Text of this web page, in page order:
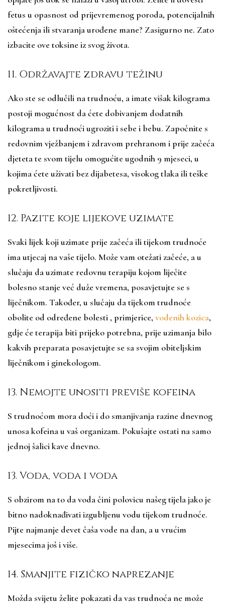
fetus u opasnost od prijevremenog poroda, potencijalnih
oštećenja ili stvaranja urođene mane? Zasigurno ne. Zato
izbacite ove toksine iz svog života.
11. Održavajte zdravu težinu
Ako ste se odlučili na trudnoću, a imate višak kilograma
postoji mogućnost da ćete dobivanjem dodatnih
kilograma u trudnoći ugroziti i sebe i bebu. Započnite s
redovnim vježbanjem i zdravom prehranom i prije začeća
djeteta te svom tijelu omogućite ugodnih 9 mjeseci, u
kojima ćete uživati bez dijabetesa, visokog tlaka ili teške
pokretljivosti.
12. Pazite koje lijekove uzimate
Svaki lijek koji uzimate prije začeća ili tijekom trudnoće
ima utjecaj na vaše tijelo. Može vam otežati začeće, a u
slučaju da uzimate redovnu terapiju kojom liječite
bolesno stanje već duže vremena, posavjetujte se s
liječnikom. Također, u slučaju da tijekom trudnoće
obolite od određene bolesti , primjerice, vodenih kozica,
gdje će terapija biti prijeko potrebna, prije uzimanja bilo
kakvih preparata posavjetujte se sa svojim obiteljskim
liječnikom i ginekologom.
13. Nemojte unositi previše kofeina
S trudnoćom mora doći i do smanjivanja razine dnevnog
unosa kofeina u vaš organizam. Pokušajte ostati na samo
jednoj šalici kave dnevno.
13. Voda, voda i voda
S obzirom na to da voda čini polovicu našeg tijela jako je
bitno nadoknađivati izgubljenu vodu tijekom trudnoće.
Pijte najmanje devet čaša vode na dan, a u vrućim
mjesecima još i više.
14. Smanjite fizičko naprezanje
Možda svijetu želite pokazati da vas trudnoća ne može